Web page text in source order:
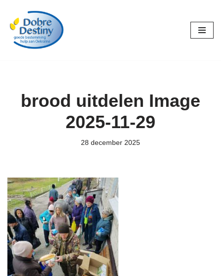
Ga
naar
brood uitdelen Image
2025-11-29
28 december 2025